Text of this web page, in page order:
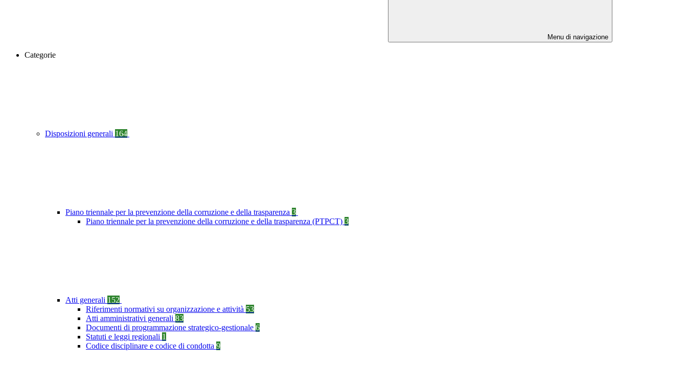
Menu di navigazione
Categorie
Disposizioni generali 164
Piano triennale per la prevenzione della corruzione e della trasparenza 3
Piano triennale per la prevenzione della corruzione e della trasparenza (PTPCT) 3
Atti generali 152
Riferimenti normativi su organizzazione e attività 53
Atti amministrativi generali 83
Documenti di programmazione strategico-gestionale 6
Statuti e leggi regionali 1
Codice disciplinare e codice di condotta 9